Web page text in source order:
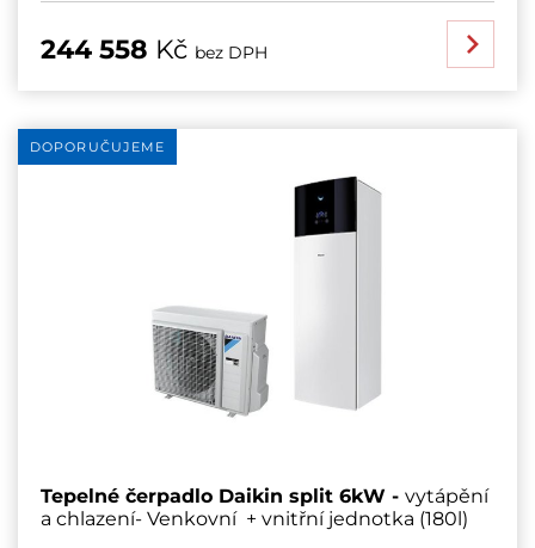
244 558 Kč bez DPH
DOPORUČUJEME
Tepelné čerpadlo Daikin split 6kW -vytápění
a chlazení- Venkovní + vnitřní jednotka (180l)